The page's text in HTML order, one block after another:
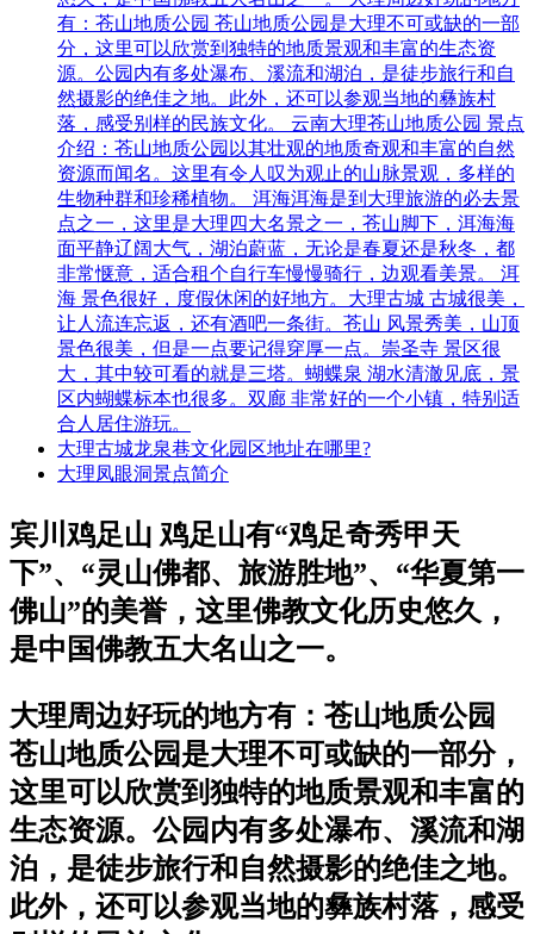
有：苍山地质公园 苍山地质公园是大理不可或缺的一部
分，这里可以欣赏到独特的地质景观和丰富的生态资
源。公园内有多处瀑布、溪流和湖泊，是徒步旅行和自
然摄影的绝佳之地。此外，还可以参观当地的彝族村
落，感受别样的民族文化。 云南大理苍山地质公园 景点
介绍：苍山地质公园以其壮观的地质奇观和丰富的自然
资源而闻名。这里有令人叹为观止的山脉景观，多样的
生物种群和珍稀植物。 洱海洱海是到大理旅游的必去景
点之一，这里是大理四大名景之一，苍山脚下，洱海海
面平静辽阔大气，湖泊蔚蓝，无论是春夏还是秋冬，都
非常惬意，适合租个自行车慢慢骑行，边观看美景。 洱
海 景色很好，度假休闲的好地方。大理古城 古城很美，
让人流连忘返，还有酒吧一条街。苍山 风景秀美，山顶
景色很美，但是一点要记得穿厚一点。崇圣寺 景区很
大，其中较可看的就是三塔。蝴蝶泉 湖水清澈见底，景
区内蝴蝶标本也很多。双廊 非常好的一个小镇，特别适
合人居住游玩。
大理古城龙泉巷文化园区地址在哪里?
大理凤眼洞景点简介
宾川鸡足山 鸡足山有“鸡足奇秀甲天
下”、“灵山佛都、旅游胜地”、“华夏第一
佛山”的美誉，这里佛教文化历史悠久，
是中国佛教五大名山之一。
大理周边好玩的地方有：苍山地质公园
苍山地质公园是大理不可或缺的一部分，
这里可以欣赏到独特的地质景观和丰富的
生态资源。公园内有多处瀑布、溪流和湖
泊，是徒步旅行和自然摄影的绝佳之地。
此外，还可以参观当地的彝族村落，感受